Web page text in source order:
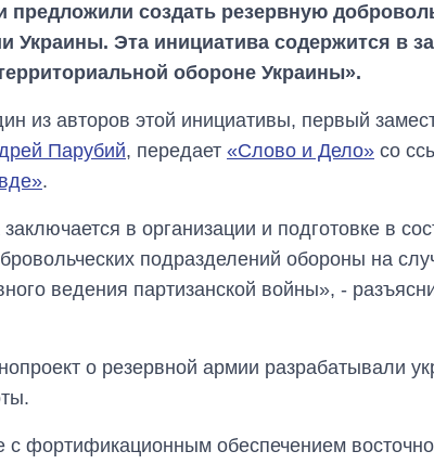
предложили создать резервную
Украины. Эта инициатива содержится в
обороне Украины».
из авторов этой инициативы, первый
Парубий, передает «Слово и Дело» со
.
в организации и подготовке в
подразделений обороны на
ведения партизанской войны», -
о резервной армии разрабатывали
с фортификационным обеспечением